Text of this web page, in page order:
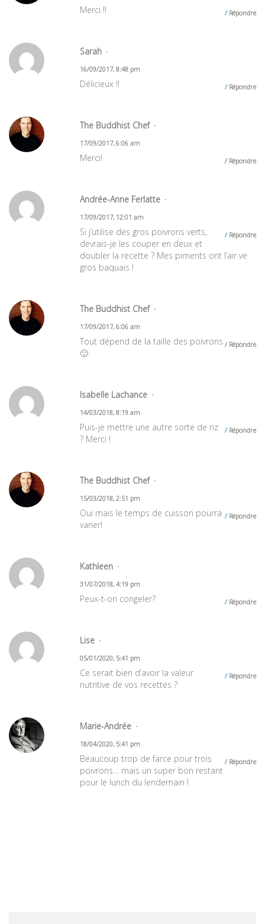
Répondre
Merci !!
Sarah
16/09/2017, 8:48 pm
Répondre
Délicieux !!
The Buddhist Chef
17/09/2017, 6:06 am
Répondre
Merci!
Andrée-Anne Ferlatte
17/09/2017, 12:01 am
Répondre
Si j’utilise des gros poivrons verts,
devrais-je les couper en deux et
doubler la recette ? Mes piments ont l’air ve
gros baquais !
The Buddhist Chef
17/09/2017, 6:06 am
Répondre
Tout dépend de la taille des poivrons
🙂
Isabelle Lachance
14/03/2018, 8:19 am
Répondre
Puis-je mettre une autre sorte de riz
? Merci !
The Buddhist Chef
15/03/2018, 2:51 pm
Répondre
Oui mais le temps de cuisson pourra
varier!
Kathleen
31/07/2018, 4:19 pm
Répondre
Peux-t-on congeler?
Lise
05/01/2020, 5:41 pm
Répondre
Ce serait bien d’avoir la valeur
nutritive de vos recettes ?
Marie-Andrée
18/04/2020, 5:41 pm
Répondre
Beaucoup trop de farce pour trois
poivrons… mais un super bon restant
pour le lunch du lendemain !